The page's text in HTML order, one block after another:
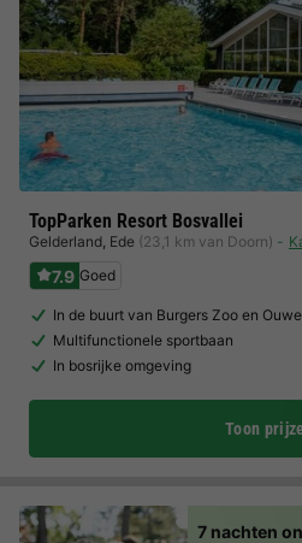
TopParken Resort Bosvallei
Gelderland, Ede (23,1 km van Doorn)
7.9 Goed
In de buurt van Burgers Zoo en
Multifunctionele sportbaan
In bosrijke omgeving
Toon
7 nachten